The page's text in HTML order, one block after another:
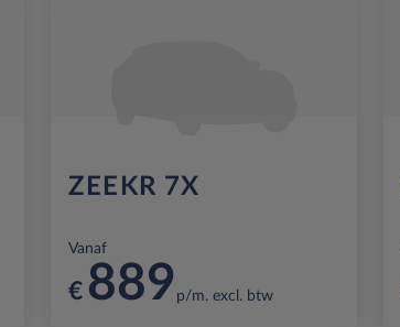
ZEEKR 7X
Vanaf
€ 889 p/m. excl. btw